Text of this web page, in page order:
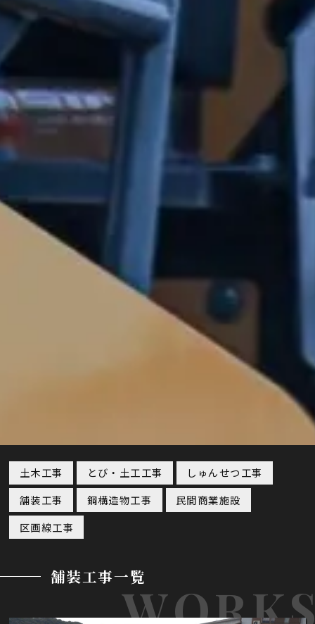
土木工事 とび・土工工事
しゅんせつ工事
舗装工事
鋼構造物工事
民間商業施設
区画線工事
舗装工事一覧